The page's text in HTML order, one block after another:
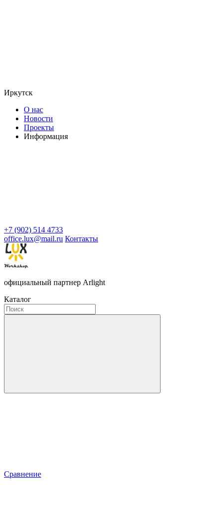
Иркутск
О нас
Новости
Проекты
Информация
+7 (902) 514 4733
office.lux@mail.ru Контакты
официальный партнер Arlight
Каталог
Сравнение